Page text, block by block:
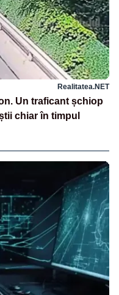
Realitatea.NET
Un traficant șchiop
chiar în timpul